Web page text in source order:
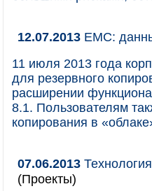
12.07.2013 EMC:
11 июля 2013 года
для резервного
расширении
8.1. Пользователям
копирования в
07.06.2013
(Проекты)